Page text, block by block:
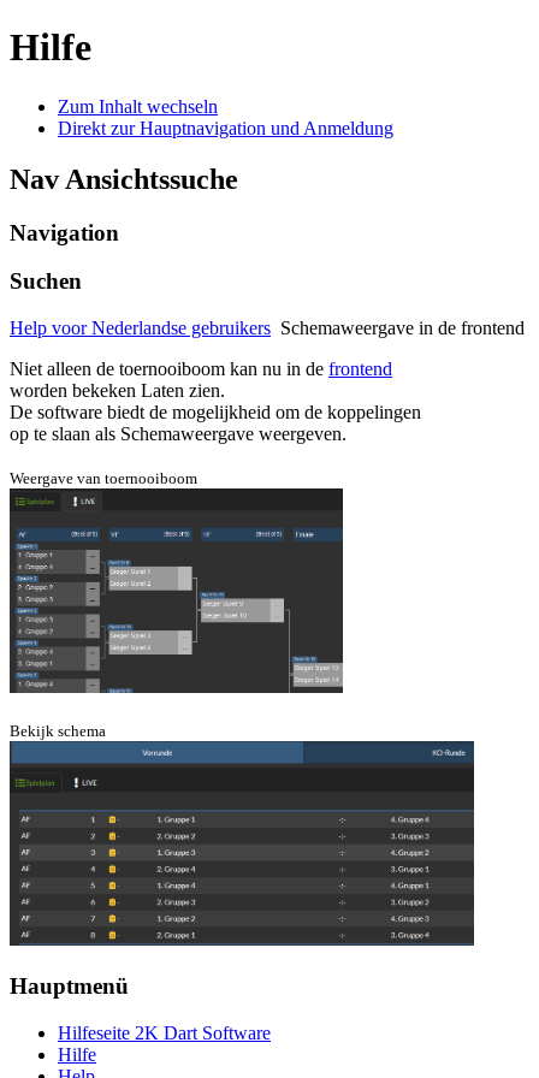
Hilfe
Zum Inhalt wechseln
Direkt zur Hauptnavigation und Anmeldung
Nav Ansichtssuche
Navigation
Suchen
Help voor Nederlandse gebruikers Schemaweergave in de frontend
Niet alleen de toernooiboom kan nu in de frontend
worden bekeken Laten zien.
De software biedt de mogelijkheid om de koppelingen
op te slaan als Schemaweergave weergeven.
Weergave van toernooiboom
Bekijk schema
Hauptmenü
Hilfeseite 2K Dart Software
Hilfe